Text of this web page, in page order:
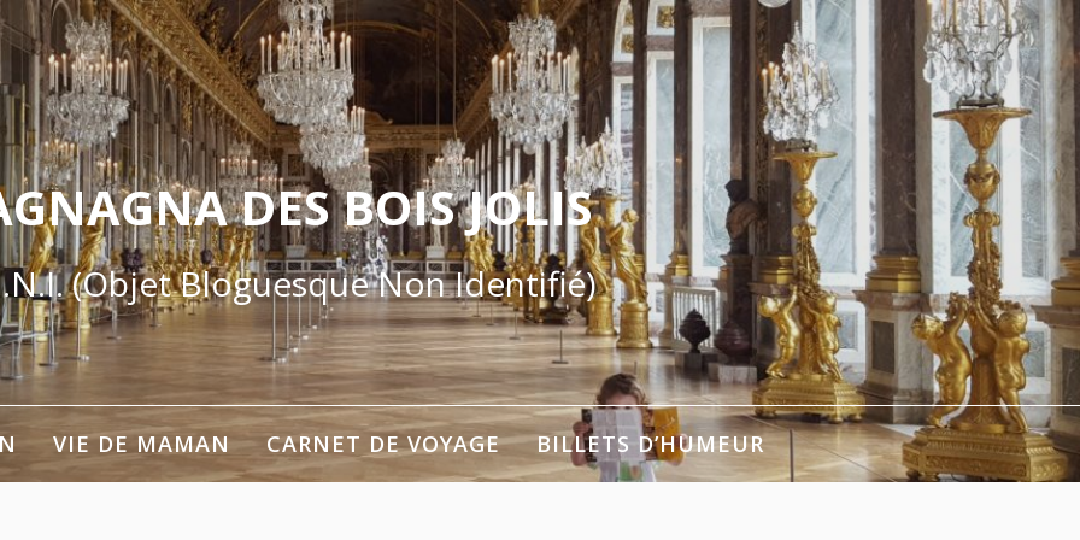
DES BOIS JOLIS
(Objet Bloguesque Non Identifié)
VIE DE MAMAN CARNET DE VOYAGE BILLETS D’HUMEUR